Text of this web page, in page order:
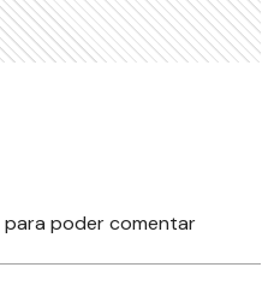
para poder comentar